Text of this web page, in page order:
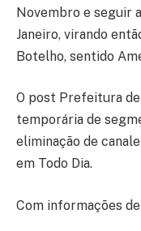
Novembro e seguir
Janeiro, virando
Botelho, sentido
O post Prefeitura
temporária de
eliminação de
em Todo Dia.
Com informações